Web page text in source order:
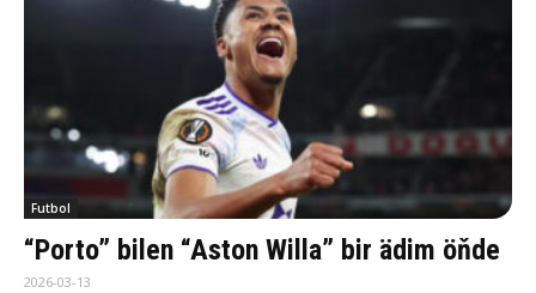
Futbol
“Porto” bilen “Aston Willa” bir ädim öňde
2026-03-13